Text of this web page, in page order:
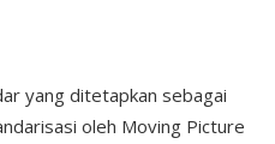
yang ditetapkan sebagai
oleh Moving Picture